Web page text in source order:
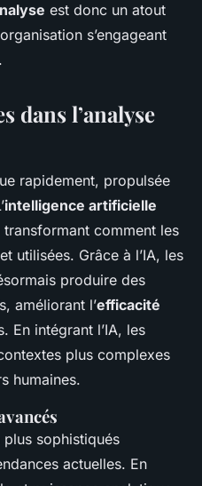
est donc un atout
s’engageant
dans l’analyse
rapidement, propulsée
intelligence artificielle
comment les
utilisées. Grâce à l’IA, les
produire des
améliorant l’efficacité
En intégrant l’IA, les
plus complexes
humaines.
plus sophistiqués
actuelles. En